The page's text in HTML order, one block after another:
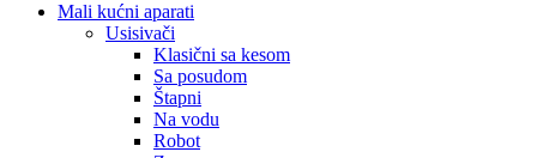
Mali kućni aparati
Usisivači
Klasični sa kesom
Sa posudom
Štapni
Na vodu
Robot